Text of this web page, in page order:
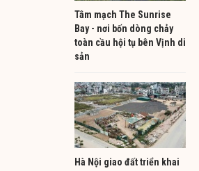
Tâm mạch The Sunrise
Bay - nơi bốn dòng chảy
toàn cầu hội tụ bên Vịnh di
sản
Hà Nội giao đất triển khai